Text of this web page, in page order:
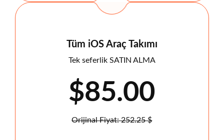
Tüm iOS Araç Takımı
Tek seferlik SATIN ALMA
$85.00
Orijinal Fiyat: 252.25 $